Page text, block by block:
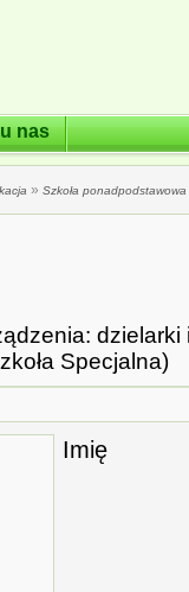
nas
» Szkoła ponadpodstawowa
Specjalna)